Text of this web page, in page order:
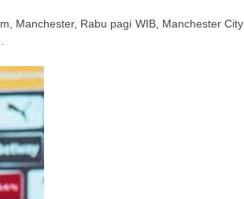
Manchester, Rabu pagi WIB, Manchester City